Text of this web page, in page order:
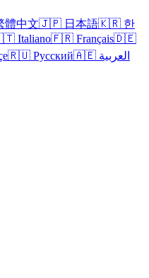
中文🇯🇵 日本語🇰🇷 한
Italiano🇫🇷 Français🇩🇪
🇷🇺 Русский 🇦🇪 العربية